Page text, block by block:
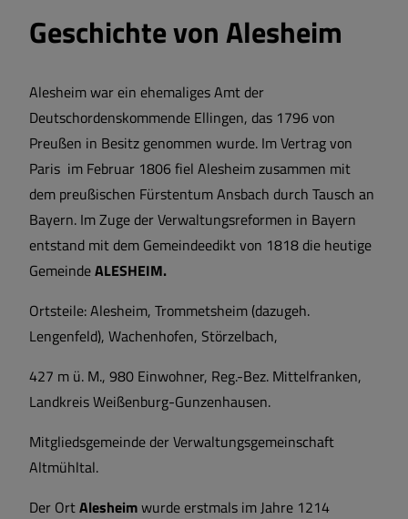
Gemeinde Meinheim
Geschichte von Alesheim
Alesheim war ein ehemaliges Amt der
Deutschordenskommende Ellingen, das 1796 von
Preußen in Besitz genommen wurde. Im Vertrag von
Paris im Februar 1806 fiel Alesheim zusammen mit
dem preußischen Fürstentum Ansbach durch Tausch an
Bayern. Im Zuge der Verwaltungsreformen in Bayern
entstand mit dem Gemeindeedikt von 1818 die heutige
GemeindeALESHEIM.
Ortsteile: Alesheim, Trommetsheim (dazugeh.
Lengenfeld), Wachenhofen, Störzelbach,
427 m ü. M., 980 Einwohner, Reg.-Bez. Mittelfranken,
Landkreis Weißenburg-Gunzenhausen.
Mitgliedsgemeinde der Verwaltungsgemeinschaft
Altmühltal.
Der OrtAlesheimwurde erstmals im Jahre 1214